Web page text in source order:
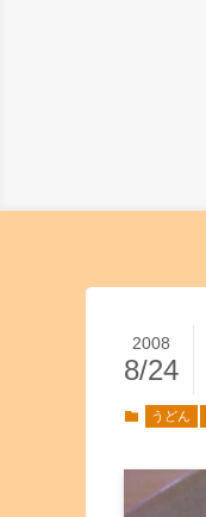
2008
8/24
うどん